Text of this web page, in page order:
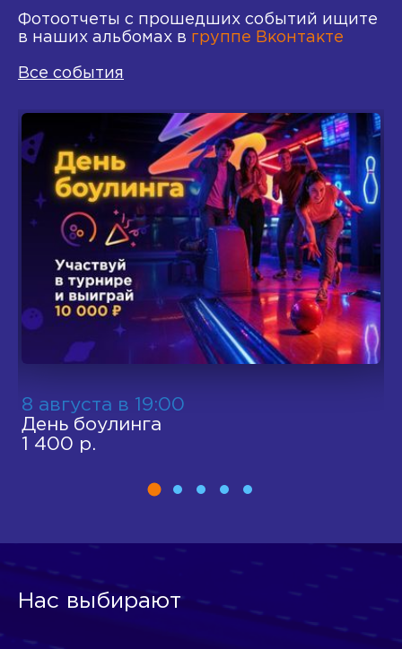
Фотоотчеты с прошедших событий ищите
в наших альбомах в группе Вконтакте
Все события
8 августа в 19:00
День боулинга
1 400 р.
Нас выбирают